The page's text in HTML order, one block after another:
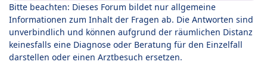
Bitte beachten: Dieses Forum bildet nur allgemeine
Informationen zum Inhalt der Fragen ab. Die Antworten sind
unverbindlich und können aufgrund der räumlichen Distanz
keinesfalls eine Diagnose oder Beratung für den Einzelfall
darstellen oder einen Arztbesuch ersetzen.